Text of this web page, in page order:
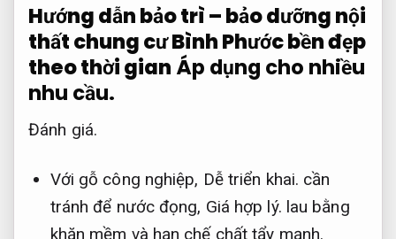
Hướng dẫn bảo trì – bảo dưỡng nội
thất chung cư Bình Phước bền đẹp
theo thời gian Áp dụng cho nhiều
nhu cầu.
Đánh giá.
Với gỗ công nghiệp, Dễ triển khai. cần
tránh để nước đọng, Giá hợp lý. lau bằng
khăn mềm và hạn chế chất tẩy mạnh.